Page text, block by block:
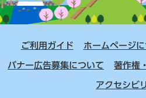
ご利用ガイド ホームページ
バナー広告募集について 著作権
アクセシビ